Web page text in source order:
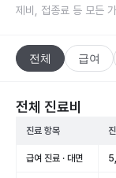
제비, 접종료 등 모든
전체 급여
전체 진료비
진료 항목
급여 진료 · 대면